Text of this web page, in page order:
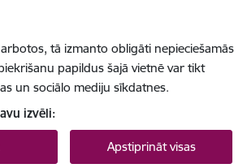
tā izmanto obligāti nepieciešamās
papildus šajā vietnē var tikt
un sociālo mediju sīkdatnes.
izvēli:
Apstiprināt visas